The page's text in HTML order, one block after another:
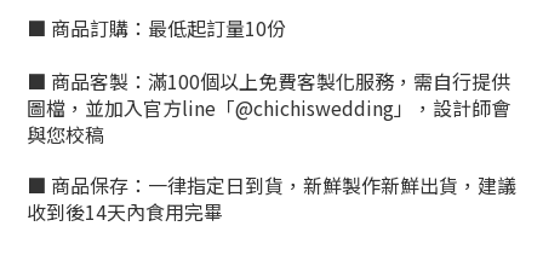
■ 商品訂購：最低起訂量10份
■ 商品客製：滿100個以上免費客製化服務，需自行提供
圖檔，並加入官方line「@chichiswedding」，設計師會
與您校稿
■ 商品保存： 一律指定日到貨，新鮮製作新鮮出貨，建議
收到後14天內食用完畢